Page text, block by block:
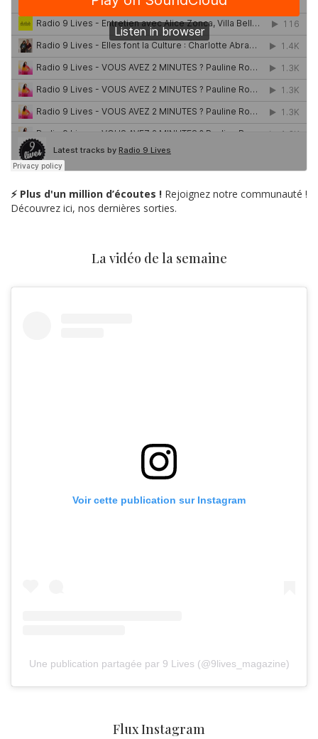
⚡ Plus d'un million d’écoutes ! Rejoignez notre communauté !
Découvrez ici, nos dernières sorties.
La vidéo de la semaine
Voir cette publication sur Instagram
Une publication partagée par 9 Lives (@9lives_magazine)
Flux Instagram